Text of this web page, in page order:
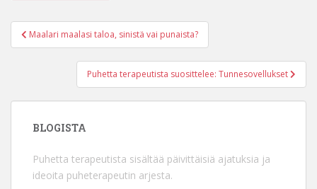
Artikkelien
selaus
Maalari maalasi taloa, sinistä vai punaista?
Puhetta terapeutista suosittelee: Tunnesovellukset
BLOGISTA
Puhetta terapeutista sisältää päivittäisiä ajatuksia ja
ideoita puheterapeutin arjesta.